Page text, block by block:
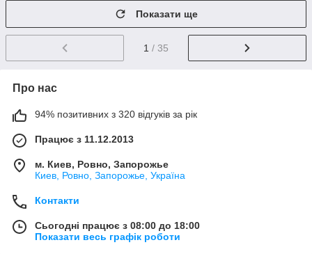
Показати ще
1 / 35
Про нас
94% позитивних з 320 відгуків за рік
Працює з 11.12.2013
м. Киев, Ровно, Запорожье
Киев, Ровно, Запорожье, Україна
Контакти
Сьогодні працює з 08:00 до 18:00
Показати весь графік роботи